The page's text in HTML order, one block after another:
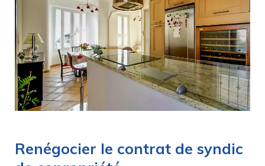
Renégocier le contrat de syndic